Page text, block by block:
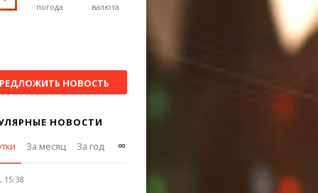
погода
EUR валюта
НОВОСТЬ
НОВОСТИ
За месяц За год ∞
15:38